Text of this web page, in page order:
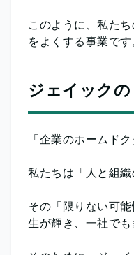
このように、私た
をよくする事業です
ジェイック
「企業のホームド
私たちは「人と組
その「限りない可
生が輝き、一社で